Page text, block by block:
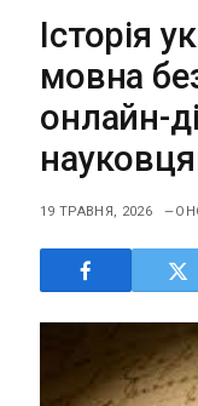
Історія
мовна
онлайн-
19 ТРАВНЯ, 2026